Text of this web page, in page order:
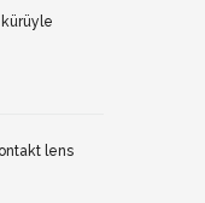
kürüyle
lens